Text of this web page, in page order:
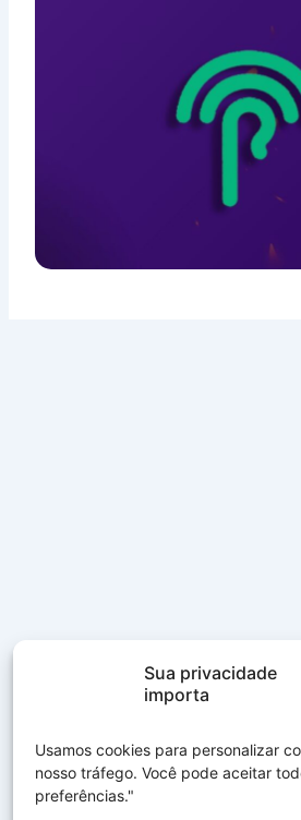
Sua privacidade
importa
Usamos cookies para personalizar
nosso tráfego. Você pode aceitar
preferências."